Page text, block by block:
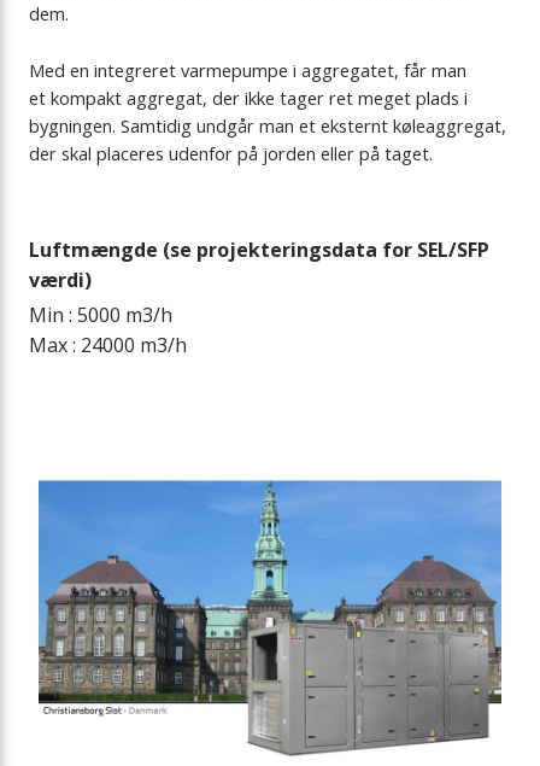
dem.
Med en integreret varmepumpe i aggregatet, får man
et kompakt aggregat, der ikke tager ret meget plads i
bygningen. Samtidig undgår man et eksternt køleaggregat,
der skal placeres udenfor på jorden eller på taget.
Luftmængde (se projekteringsdata for SEL/SFP
værdi)
Min : 5000 m3/h
Max : 24000 m3/h